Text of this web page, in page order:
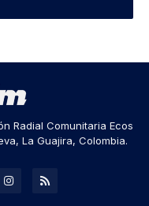
Radial Comunitaria Ecos
La Guajira, Colombia.